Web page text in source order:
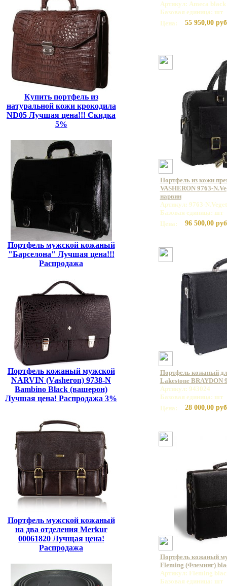
Купить портфель из
натуральной кожи крокодила
ND05 Лучшая цена!!! Скидка
5%
Портфель мужской кожаный
"Барселона" Лучшая цена!!!
Распродажа
Портфель кожаный мужской
NARVIN (Vasheron) 9738-N
Bambino Black (вашерон)
Лучшая цена! Распродажа 3%
Портфель мужской кожаный
на два отделения Merkur
00061820 Лучщая цена!
Распродажа
Артикул: Ameca black
Базовая единица: шт
Цена:
55 950,00
Портфель из кожи
VASHERON 9763-
нарвин
Артикул: 9763-
Базовая единица: шт
Цена:
96 500,00
Портфель кожаный
Lakestone BRAYDON
Артикул: 943024
Базовая единица: шт
Цена:
28 000,00
Портфель кожаный
Fleming (Флеминг)
Артикул: Fleming
Базовая единица: шт